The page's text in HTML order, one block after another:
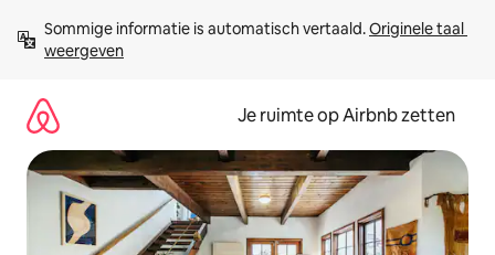
direct
naar
Sommige informatie is automatisch vertaald. Originele taal
weergeven
Je ruimte op Airbnb zetten